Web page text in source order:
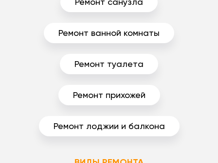
Ремонт ванной комнаты
Ремонт туалета
Ремонт прихожей
Ремонт лоджии и балкона